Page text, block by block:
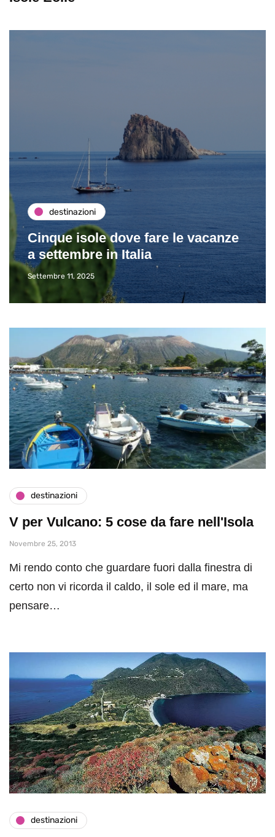
destinazioni
Cinque isole dove fare le vacanze
a settembre in Italia
Settembre 11, 2025
destinazioni
V per Vulcano: 5 cose da fare nell'Isola
Novembre 25, 2013
Mi rendo conto che guardare fuori dalla finestra di
certo non vi ricorda il caldo, il sole ed il mare, ma
pensare…
destinazioni